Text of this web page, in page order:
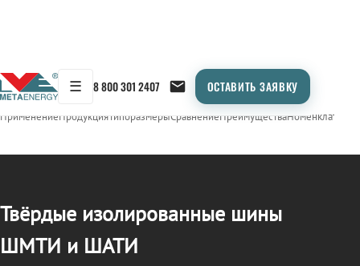
☰ 8 800 301 2407 ОСТАВИТЬ ЗАЯВКУ
← Продукция/СТП (ШМТИ / ШАТИ)
ПрименениеПродукцияТипоразмерыСравнениеПреимуществаНоменклатура
Твёрдые изолированные шины
ШМТИ и ШАТИ